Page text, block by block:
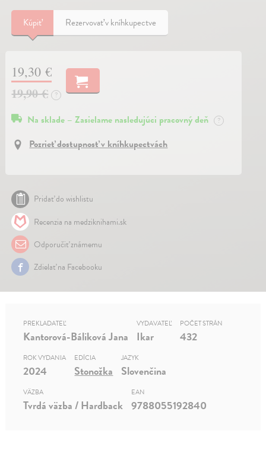
Kúpiť Rezervovať v kníhkupectve
19,30 €
19,90 €
?
Na sklade – Zasielame nasledujúci pracovný deň ?
Pozrieť dostupnosť v kníhkupectvách
Pridať do wishlistu
Recenzia na medziknihami.sk
Odporučiť známemu
Zdielať na Facebooku
PREKLADATEĽ
Kantorová-Báliková Jana
VYDAVATEĽ
Ikar
POČET STRÁN
432
ROK VYDANIA
2024
EDÍCIA
Stonožka
JAZYK
Slovenčina
VÄZBA
Tvrdá väzba / Hardback
EAN
9788055192840